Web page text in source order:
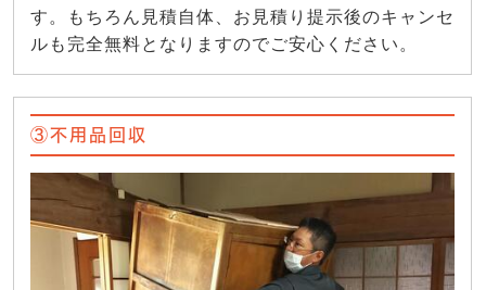
す。もちろん見積自体、お見積り提示後のキャンセ
ルも完全無料となりますのでご安心ください。
③不用品回収